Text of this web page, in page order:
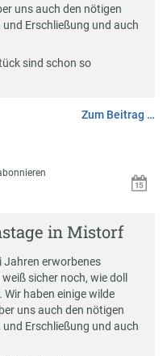
uns auch den nötigen
Erschließung und auch
sind schon so
Zum Beitrag …
in Mistorf
Jahren erworbenes
sicher noch, wie doll
haben einige wilde
uns auch den nötigen
Erschließung und auch